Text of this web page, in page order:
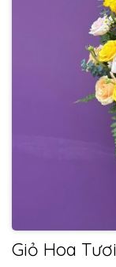
Giỏ Hoa Tươi